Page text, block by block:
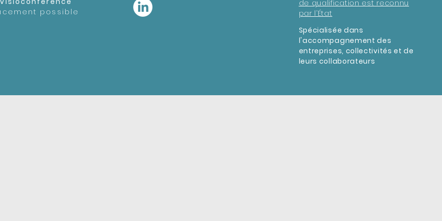
possible
de qualification est reconnu
par l’État
Spécialisée dans
l'accompagnement des
entreprises, collectivités et de
leurs collaborateurs